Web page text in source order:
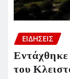
ΕΙΔΗΣΕΙΣ
Εντάχθηκε
του